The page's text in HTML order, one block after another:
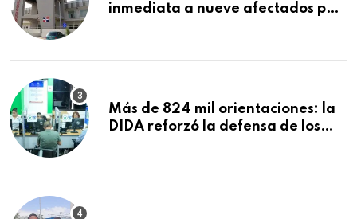
inmediata a nueve afectados por
Macorís
Más de 824 mil orientaciones: la
DIDA reforzó la defensa de los